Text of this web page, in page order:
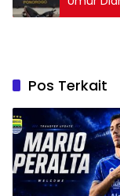
Pos Terkait